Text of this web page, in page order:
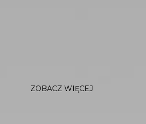
ZOBACZ WIĘCEJ